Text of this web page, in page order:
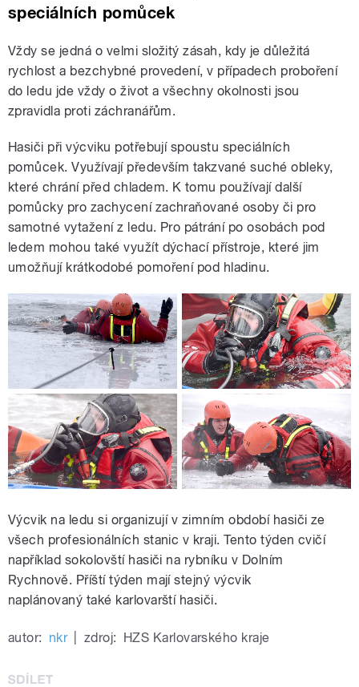
speciálních pomůcek
Vždy se jedná o velmi složitý zásah, kdy je důležitá
rychlost a bezchybné provedení, v případech proboření
do ledu jde vždy o život a všechny okolnosti jsou
zpravidla proti záchranářům.
Hasiči při výcviku potřebují spoustu speciálních
pomůcek. Využívají především takzvané suché obleky,
které chrání před chladem. K tomu používají další
pomůcky pro zachycení zachraňované osoby či pro
samotné vytažení z ledu. Pro pátrání po osobách pod
ledem mohou také využít dýchací přístroje, které jim
umožňují krátkodobé pomoření pod hladinu.
Výcvik na ledu si organizují v zimním období hasiči ze
všech profesionálních stanic v kraji. Tento týden cvičí
například sokolovští hasiči na rybníku v Dolním
Rychnově. Příští týden mají stejný výcvik
naplánovaný také karlovarští hasiči.
autor: nkr zdroj: HZS Karlovarského kraje